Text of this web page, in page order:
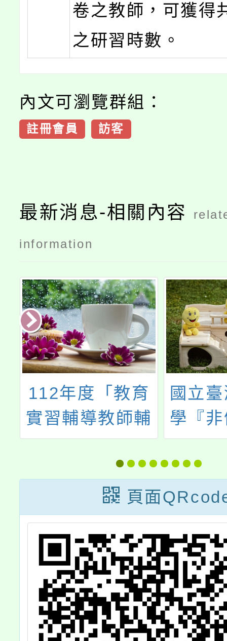
卷之教師，可獲得
之研習時數。
內文可瀏覽群組：
註冊會員 訪客
最新消息-相關內容
information
國立臺灣師範大
學『非健康教育
專長教師』教學
專業能力計畫之
健康教育關鍵36
小時課程
「
博覽
師研
頁面